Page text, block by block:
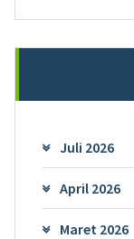
Juli 2026
April 2026
Maret 2026